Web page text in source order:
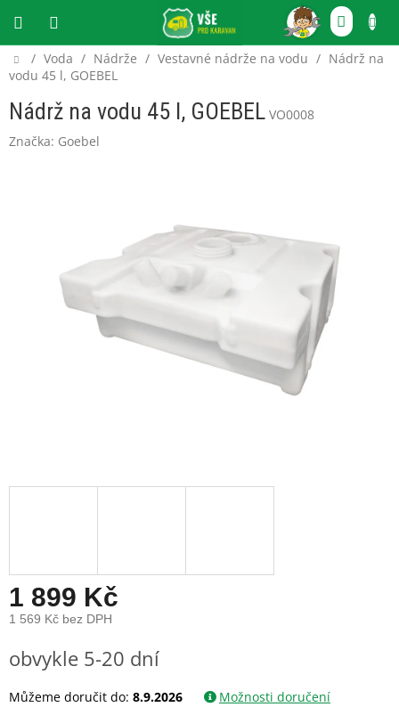
obsah
CZK
Domů
/ Voda / Nádrže / Vestavné nádrže na vodu / Nádrž na
vodu 45 l, GOEBEL
Nádrž na vodu 45 l, GOEBEL VO0008
Značka: Goebel
1 899 Kč
1 569 Kč bez DPH
cena:
obvykle 5-20 dní
Můžeme doručit do: 8.9.2026 Možnosti doručení